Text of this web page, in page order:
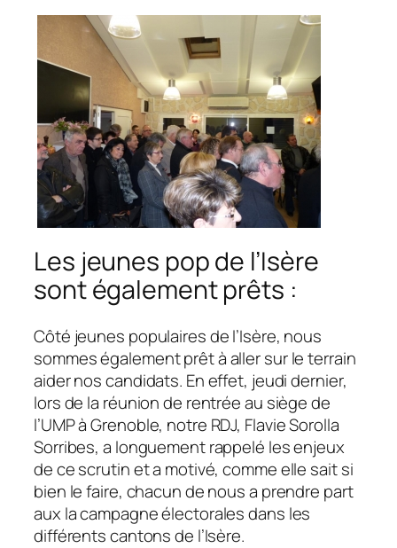
Les jeunes pop de l’Isère
sont également prêts :
Côté jeunes populaires de l’Isère, nous
sommes également prêt à aller sur le terrain
aider nos candidats. En effet, jeudi dernier,
lors de la réunion de rentrée au siège de
l’UMP à Grenoble, notre RDJ, Flavie Sorolla
Sorribes, a longuement rappelé les enjeux
de ce scrutin et a motivé, comme elle sait si
bien le faire, chacun de nous a prendre part
aux la campagne électorales dans les
différents cantons de l’Isère.